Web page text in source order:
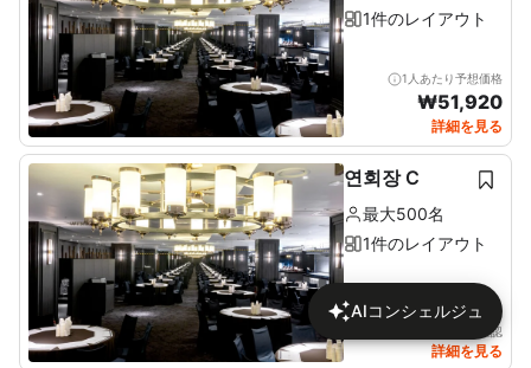
1件のレイアウト
1人あたり予想価格
₩51,920
詳細を見る
연회장 C
最大500名
1件のレイアウト
詳細で価格を確認
詳細を見る
AIコンシェルジュ